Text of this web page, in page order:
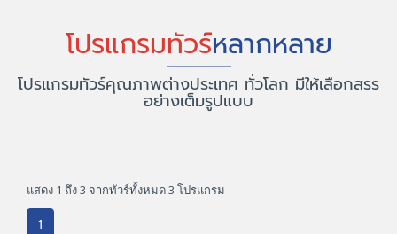
โปรแกรมทัวร์หลากหลาย
โปรแกรมทัวร์คุณภาพต่างประเทศ ทั่วโลก มีให้เลือกสรร
อย่างเต็มรูปแบบ
แสดง 1 ถึง 3 จากทัวร์ทั้งหมด 3 โปรแกรม
1